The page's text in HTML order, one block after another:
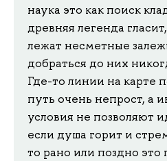
наука это как поиск
древняя легенда
лежат несметные
добраться до них
Где-то линии на карте
путь очень непрост, а
условия не позволяют
если душа горит и
то рано или поздно это